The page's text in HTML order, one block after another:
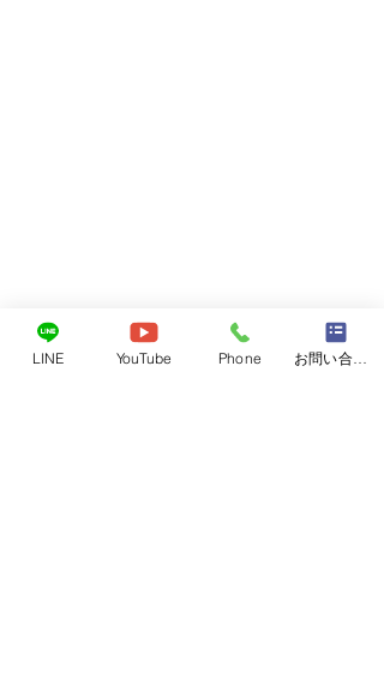
LINE YouTube Phone お問い合わせフォーム